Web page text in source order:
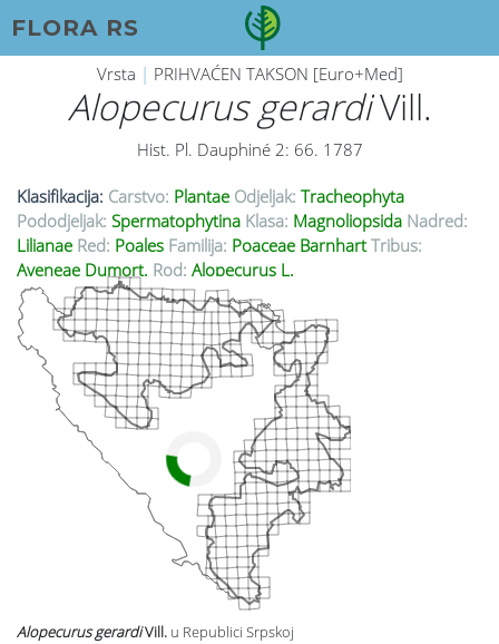
FLORA RS
Vrsta | PRIHVAĆEN TAKSON [Euro+Med]
Alopecurus gerardiVill.
Hist. Pl. Dauphiné 2: 66. 1787
Klasifikacija: Carstvo: Plantae Odjeljak: Tracheophyta
Pododjeljak: Spermatophytina Klasa: Magnoliopsida Nadred:
Lilianae Red: Poales Familija: Poaceae BarnhartTribus:
Aveneae Dumort. Rod: Alopecurus L.
Alopecurus gerardiVill. u Republici Srpskoj